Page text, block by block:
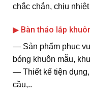
chắc chắn, chịu
▶ Bàn tháo lắp
― Sản phẩm phục
bóng khuôn mẫu,
― Thiết kế tiện dụng,
cầu,..